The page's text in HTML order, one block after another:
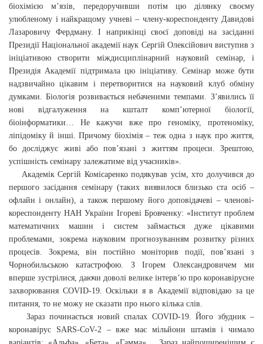
біохімією м’язів, передоручивши потім цю ділянку своєму
улюбленому і найкращому учневі – члену-кореспонденту Давидові
Лазаровичу Фердману. І наприкінці своєї доповіді на засіданні
Президії Національної академії наук Сергій Олексійович виступив з
ініціативою створити міждисциплінарний науковий семінар, і
Президія Академії підтримала цю ініціативу. Семінар може бути
надзвичайно цікавим і перетворитися на науковий клуб обміну
думками. Біологія розвивається небаченими темпами. З’явились її
нові відгалуження на кшталт комп’ютерної біології,
біоінформатики… Не кажучи вже про геноміку, протеноміку,
ліпідоміку й інші. Причому біохімія – теж одна з наук про життя,
бо досліджує живі або пов’язані з життям процеси. Зрештою,
успішність семінару залежатиме від учасників».
Академік Сергій Комісаренко подякував усім, хто долучився до
першого засідання семінару (таких виявилося близько ста осіб –
офлайн і онлайн), а також першому його доповідачеві – членові-
кореспонденту НАН України Ігореві Бровченку: «Інститут проблем
математичних машин і систем займається дуже цікавими
проблемами, зокрема науковим прогнозуванням розвитку різних
процесів. Зокрема, він постійно моніторив події, пов’язані з
Чорнобильською катастрофою. З Ігорем Олександровичем ми
вперше зустрілися, даючи доволі велике інтерв’ю про коронавірусне
захворювання COVID-19. Оскільки я в Академії відповідаю за це
питання, то не можу не сказати про нього кілька слів.
Зараз починається новий спалах COVID-19. Його збудник –
коронавірус SARS-CoV-2 – вже має мільйони штамів і чимало